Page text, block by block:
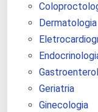
Dermatologia
Geriatria
Ginecologia